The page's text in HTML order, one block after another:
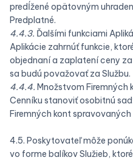
predĺžené opätovným
Predplatné.
4.4.3. Ďalšími funkciami
Aplikácie zahrnúť funkcie,
objednaní a zaplatení ceny
sa budú považovať za Službu.
4.4.4. Množstvom Firemných
Cenníku stanoviť osobitnú
Firemných kont
4.5. Poskytovateľ môže
vo forme balíkov Služieb,